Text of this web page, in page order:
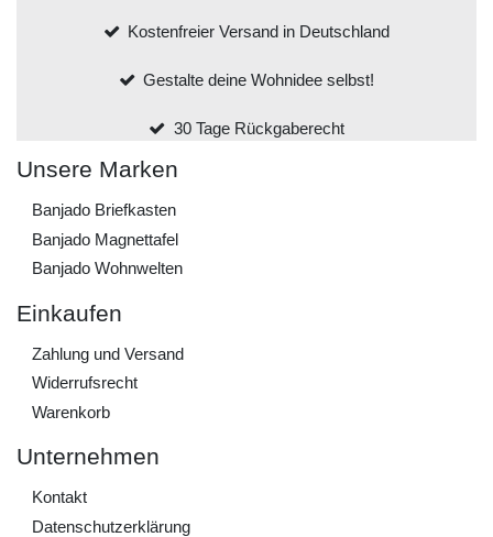
Kostenfreier Versand in Deutschland
Gestalte deine Wohnidee selbst!
30 Tage Rückgaberecht
Unsere Marken
Banjado Briefkasten
Banjado Magnettafel
Banjado Wohnwelten
Einkaufen
Zahlung und Versand
Widerrufs­recht
Warenkorb
Unternehmen
Kontakt
Daten­schutz­erklärung